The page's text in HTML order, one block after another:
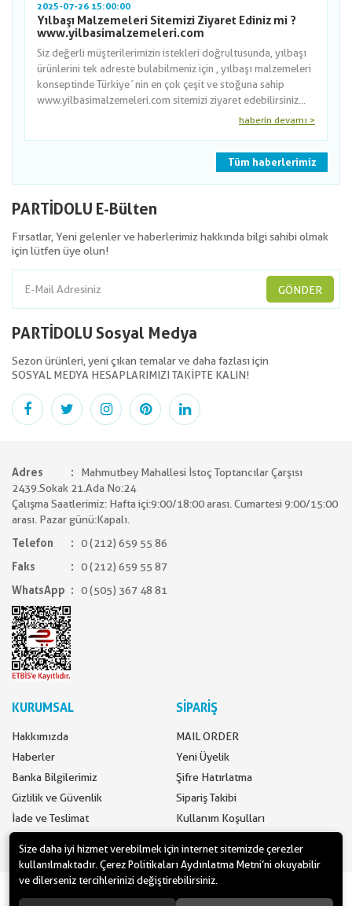
2025-07-26 15:00:00
Yılbaşı Malzemeleri Sitemizi Ziyaret Ediniz mi ?
www.yilbasimalzemeleri.com
Siz değerli müşterilerimizin istekleri doğrultusunda, yılbaşı
ürünlerini tek adreste bulabilmeniz için , yılbaşı malzemeleri
konseptinde Türkiye´nin en çok çeşit ve stoğuna sahip
www.yilbasimalzemeleri.com sitemizi ziyaret edebilirsiniz...
haberin devamı >
Tüm haberlerimiz
PARTİDOLU E-Bülten
Fırsatlar, Yeni gelenler ve haberlerimiz hakkında bilgi sahibi olmak
için lütfen üye olun!
GÖNDER
PARTİDOLU Sosyal Medya
Sezon ürünleri, yeni çıkan temalar ve daha fazlası için
SOSYAL MEDYA HESAPLARIMIZI TAKİPTE KALIN!
Adres
Mahmutbey Mahallesi İstoç Toptancılar Çarşısı
2439.Sokak 21.Ada No:24
Çalışma Saatlerimiz: Hafta içi:9:00/18:00 arası. Cumartesi 9:00/15:00
arası. Pazar günü:Kapalı.
Telefon
0 (212) 659 55 86
Faks
0 (212) 659 55 87
WhatsApp
0 (505) 367 48 81
KURUMSAL
Hakkımızda
Haberler
Banka Bilgilerimiz
Gizlilik ve Güvenlik
İade ve Teslimat
SİPARİŞ
MAIL ORDER
Yeni Üyelik
Şifre Hatırlatma
Sipariş Takibi
Kullanım Koşulları
www.yilbasimalzemeleri.com - www.partidolu.com bir Pandoli Parti
Kuruluşudur. © 2018 Pandoli Parti Malzemeleri Tüm hakları saklıdır.
Size daha iyi hizmet verebilmek için internet sitemizde çerezler
kullanılmaktadır. Çerez Politikaları Aydınlatma Metni’ni okuyabilir
ve dilerseniz tercihlerinizi değiştirebilirsiniz.